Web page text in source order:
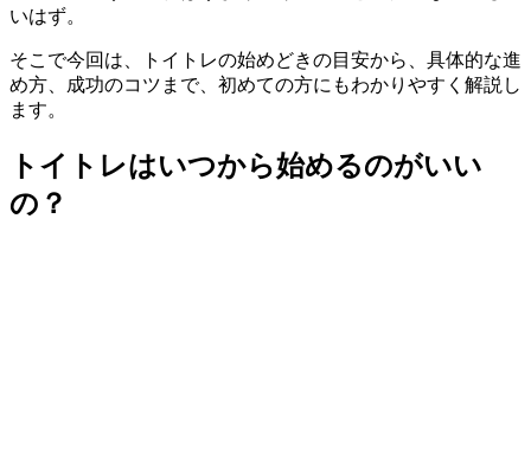
いはず。
そこで今回は、トイトレの始めどきの目安から、具体的な進
め方、成功のコツまで、初めての方にもわかりやすく解説し
ます。
トイトレはいつから始めるのがいい
の？